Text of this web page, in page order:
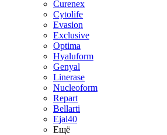
Curenex
Cytolife
Evasion
Exclusive
Optima
Hyaluform
Genyal
Linerase
Nucleoform
Repart
Bellarti
Ejal40
Ещё